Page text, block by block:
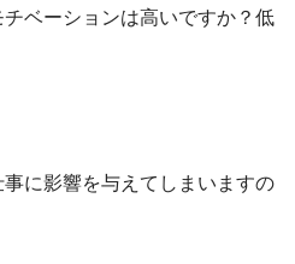
ベーションは高いですか？低
に影響を与えてしまいますの